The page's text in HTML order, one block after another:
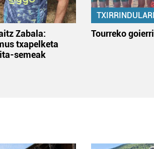
Zabala:
txapelketa
semeak
Tourreko